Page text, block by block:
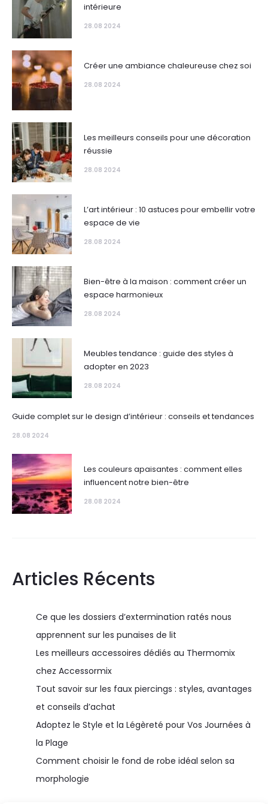
intérieure
28.08 2024
Créer une ambiance chaleureuse chez soi
28.08 2024
Les meilleurs conseils pour une décoration
réussie
28.08 2024
L’art intérieur : 10 astuces pour embellir votre
espace de vie
28.08 2024
Bien-être à la maison : comment créer un
espace harmonieux
28.08 2024
Meubles tendance : guide des styles à
adopter en 2023
28.08 2024
Guide complet sur le design d’intérieur : conseils et tendances
28.08 2024
Les couleurs apaisantes : comment elles
influencent notre bien-être
28.08 2024
Articles Récents
Ce que les dossiers d’extermination ratés nous
apprennent sur les punaises de lit
Les meilleurs accessoires dédiés au Thermomix
chez Accessormix
Tout savoir sur les faux piercings : styles, avantages
et conseils d’achat
Adoptez le Style et la Légèreté pour Vos Journées à
la Plage
Comment choisir le fond de robe idéal selon sa
morphologie